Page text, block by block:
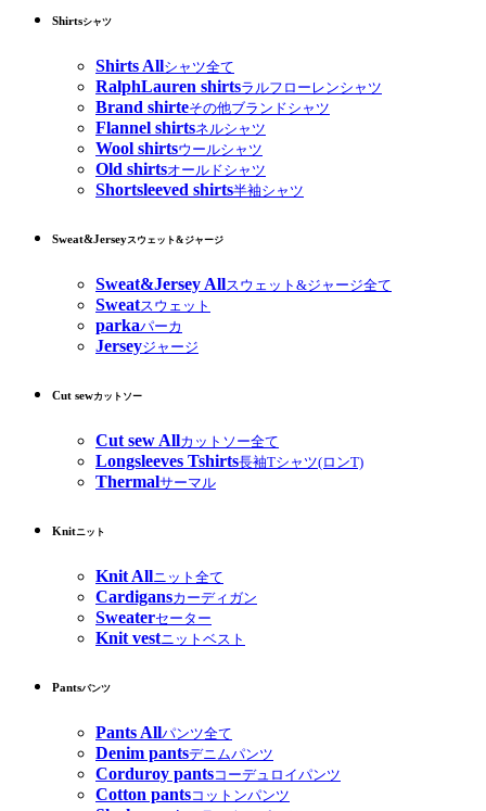
Shirtsシャツ
Shirts Allシャツ全て
RalphLauren shirtsラルフローレンシャツ
Brand shirteその他ブランドシャツ
Flannel shirtsネルシャツ
Wool shirtsウールシャツ
Old shirtsオールドシャツ
Shortsleeved shirts半袖シャツ
Sweat&Jerseyスウェット&ジャージ
Sweat&Jersey Allスウェット&ジャージ全て
Sweatスウェット
parkaパーカ
Jerseyジャージ
Cut sewカットソー
Cut sew Allカットソー全て
Longsleeves Tshirts長袖Tシャツ(ロンT)
Thermalサーマル
Knitニット
Knit Allニット全て
Cardigansカーディガン
Sweaterセーター
Knit vestニットベスト
Pantsパンツ
Pants Allパンツ全て
Denim pantsデニムパンツ
Corduroy pantsコーデュロイパンツ
Cotton pantsコットンパンツ